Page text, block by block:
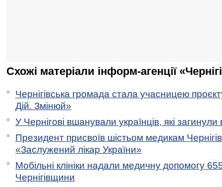
Схожі матеріали інформ-агенції
Чернігівська громада стала учасницею
Дій. Змінюй»
У Чернігові вшанували українців, які загинули
Президент присвоїв шістьом медикам
«Заслужений лікар України»
Мобільні клініки надали медичну допомогу
Чернігівщини